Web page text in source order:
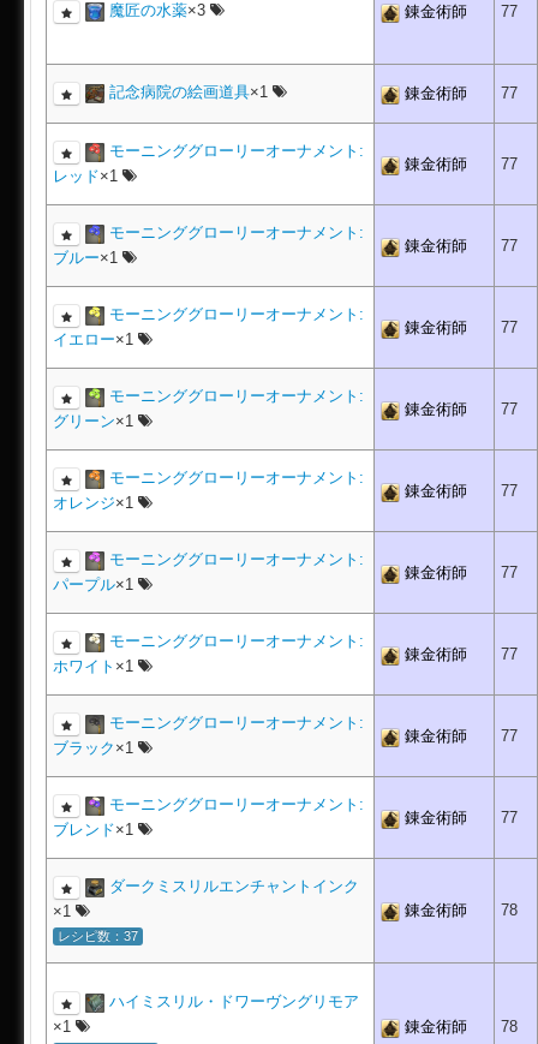
魔匠の水薬×3 錬金術師 77
記念病院の絵画道具×1 錬金術師 77
モーニンググローリーオーナメント:
レッド×1
錬金術師 77
モーニンググローリーオーナメント:
ブルー×1
錬金術師 77
モーニンググローリーオーナメント:
イエロー×1
錬金術師 77
モーニンググローリーオーナメント:
グリーン×1
錬金術師 77
モーニンググローリーオーナメント:
オレンジ×1
錬金術師 77
モーニンググローリーオーナメント:
パープル×1
錬金術師 77
モーニンググローリーオーナメント:
ホワイト ×1
錬金術師 77
モーニンググローリーオーナメント:
ブラック ×1
錬金術師 77
モーニンググローリーオーナメント:
ブレンド×1
錬金術師 77
ダークミスリルエンチャントインク
×1
レシピ数：37
錬金術師 78
ハイミスリル・ドワーヴングリモア
×1
錬金術師 78